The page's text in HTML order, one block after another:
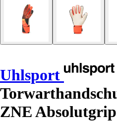
Uhlsport
ZNE